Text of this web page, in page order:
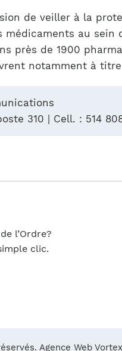
de veiller à la
au
près de 1900
notamment à
310 | Cell. : 514
l’Ordre?
clic.
Agence Web